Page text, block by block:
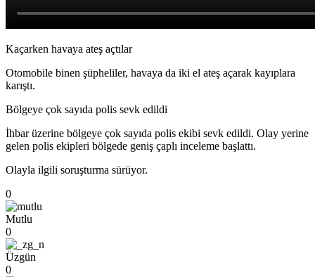
Kaçarken havaya ateş açtılar
Otomobile binen şüpheliler, havaya da iki el ateş açarak kayıplara
karıştı.
Bölgeye çok sayıda polis sevk edildi
İhbar üzerine bölgeye çok sayıda polis ekibi sevk edildi. Olay yerine
gelen polis ekipleri bölgede geniş çaplı inceleme başlattı.
Olayla ilgili soruşturma sürüyor.
0
Mutlu
0
Üzgün
0